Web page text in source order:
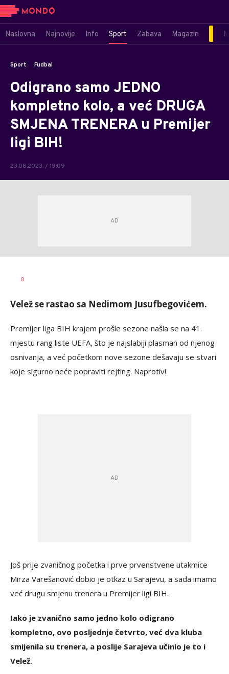
Naslovna Najnovije Info Sport Zabava Magazin
Sport Fudbal
Odigrano samo JEDNO
kompletno kolo, a već DRUGA
SMJENA TRENERA u Premijer
ligi BIH!
23.08.2023. / 19:09
AUTOR
0
Velež se rastao sa Nedimom Jusufbegovićem.
Premijer liga BIH krajem prošle sezone našla se na 41.
mjestu rang liste UEFA, što je najslabiji plasman od njenog
osnivanja, a već početkom nove sezone dešavaju se stvari
koje sigurno neće popraviti rejting. Naprotiv!
Još prije zvaničnog početka i prve prvenstvene utakmice
Mirza Varešanović dobio je otkaz u Sarajevu, a sada imamo
već drugu smjenu trenera u Premijer ligi BIH.
Iako je zvanično samo jedno kolo odigrano
kompletno, ovo posljednje četvrto, već dva kluba
smijenila su trenera, a poslije Sarajeva učinio je to i
Velež.